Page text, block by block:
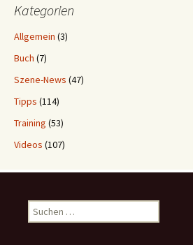
Kategorien
Allgemein (3)
Buch (7)
Szene-News (47)
Tipps (114)
Training (53)
Videos (107)
Suchen
nach: